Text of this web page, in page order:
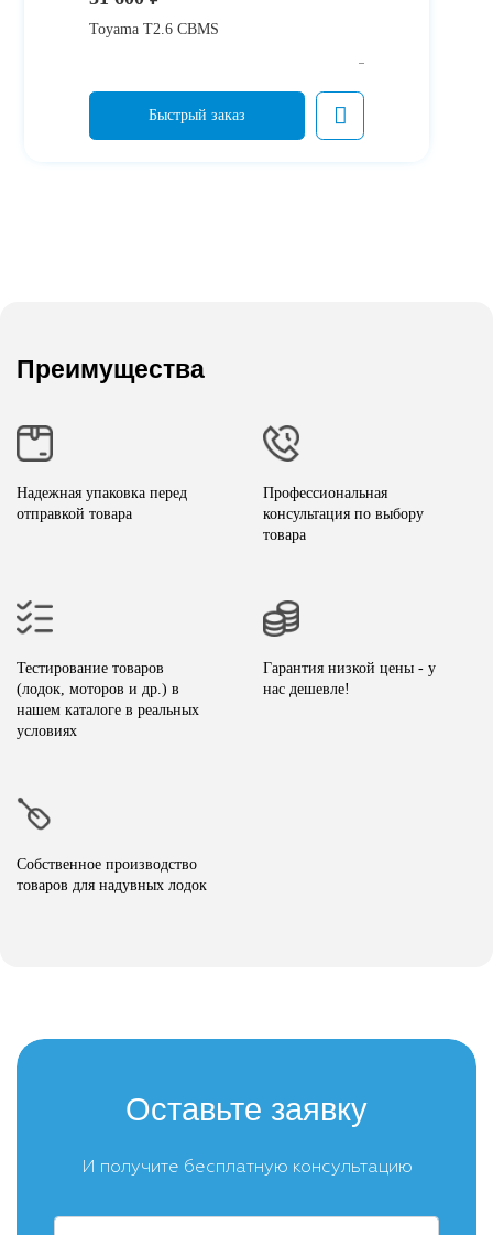
Toyama T2.6 CBMS
Преимущества
Надежная упаковка перед
отправкой товара
Профессиональная
консультация по выбору
товара
Тестирование товаров
(лодок, моторов и др.) в
нашем каталоге в реальных
условиях
Гарантия низкой цены - у
нас дешевле!
Собственное производство
товаров для надувных лодок
Оставьте заявку
И получите бесплатную консультацию